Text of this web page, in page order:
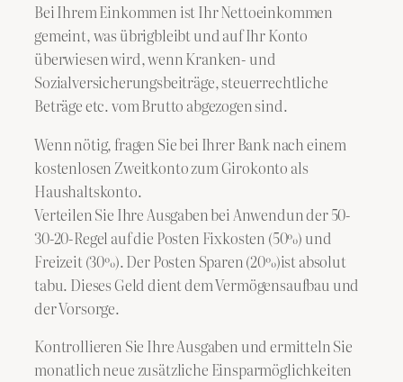
Bei Ihrem Einkommen ist Ihr Nettoeinkommen
gemeint, was übrigbleibt und auf Ihr Konto
überwiesen wird, wenn Kranken- und
Sozialversicherungsbeiträge, steuerrechtliche
Beträge etc. vom Brutto abgezogen sind.
Wenn nötig, fragen Sie bei Ihrer Bank nach einem
kostenlosen Zweitkonto zum Girokonto als
Haushaltskonto.
Verteilen Sie Ihre Ausgaben bei Anwendun der 50-
30-20-Regel auf die Posten Fixkosten (50%) und
Freizeit (30%). Der Posten Sparen (20%)ist absolut
tabu. Dieses Geld dient dem Vermögensaufbau und
der Vorsorge.
Kontrollieren Sie Ihre Ausgaben und ermitteln Sie
monatlich neue zusätzliche Einsparmöglichkeiten